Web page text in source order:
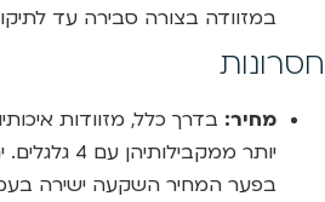
במזוודה בצורה סבירה עד
חסרונות
מחיר:
יותר
בפער המחיר השקעה ישירה